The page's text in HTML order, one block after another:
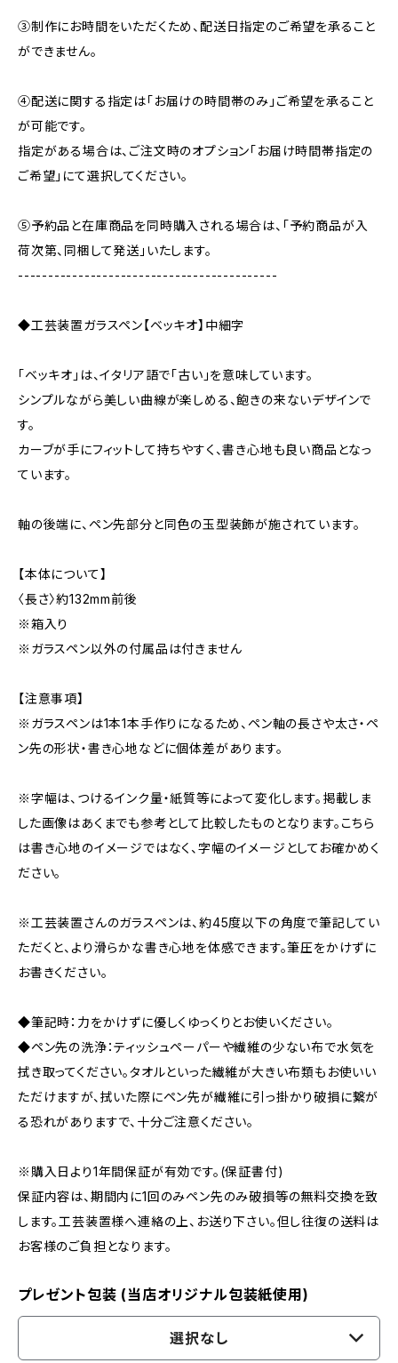
③制作にお時間をいただくため、配送日指定のご希望を承ること
ができません。
④配送に関する指定は「お届けの時間帯のみ」ご希望を承ること
が可能です。
指定がある場合は、ご注文時のオプション「お届け時間帯指定の
ご希望」にて選択してください。
⑤予約品と在庫商品を同時購入される場合は、「予約商品が入
荷次第、同梱して発送」いたします。
-------------------------------------------
◆工芸装置ガラスペン【ベッキオ】中細字
「ベッキオ」は、イタリア語で「古い」を意味しています。
シンプルながら美しい曲線が楽しめる、飽きの来ないデザインで
す。
カーブが手にフィットして持ちやすく、書き心地も良い商品となっ
ています。
軸の後端に、ペン先部分と同色の玉型装飾が施されています。
【本体について】
〈長さ〉約132mm前後
※箱入り
※ガラスペン以外の付属品は付きません
【注意事項】
※ガラスペンは1本1本手作りになるため、ペン軸の長さや太さ・ペ
ン先の形状・書き心地などに個体差があります。
※字幅は、つけるインク量・紙質等によって変化します。掲載しま
した画像はあくまでも参考として比較したものとなります。こちら
は書き心地のイメージではなく、字幅のイメージとしてお確かめく
ださい。
※工芸装置さんのガラスペンは、約45度以下の角度で筆記してい
ただくと、より滑らかな書き心地を体感できます。筆圧をかけずに
お書きください。
◆筆記時：力をかけずに優しくゆっくりとお使いください。
◆ペン先の洗浄：ティッシュペーパーや繊維の少ない布で水気を
拭き取ってください。タオルといった繊維が大きい布類もお使いい
ただけますが、拭いた際にペン先が繊維に引っ掛かり破損に繋が
る恐れがありますで、十分ご注意ください。
※購入日より1年間保証が有効です。(保証書付)
保証内容は、期間内に1回のみペン先のみ破損等の無料交換を致
します。工芸装置様へ連絡の上、お送り下さい。但し往復の送料は
お客様のご負担となります。
プレゼント包装 (当店オリジナル包装紙使用)
選択なし